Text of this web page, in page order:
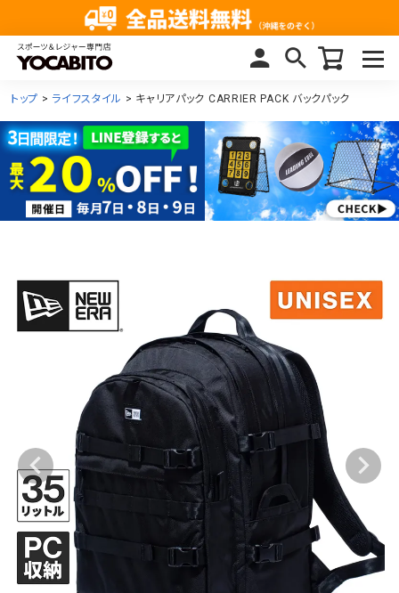
トップ ライフスタイル キャリアパック CARRIER PACK バックパック